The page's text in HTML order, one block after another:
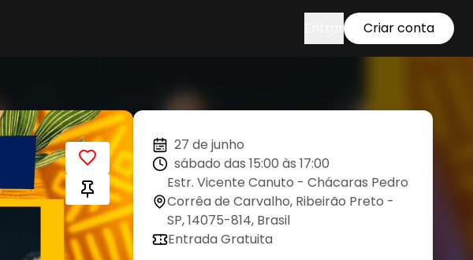
Criar conta
27 de junho
sábado das 15:00 às 17:00
Estr. Vicente Canuto - Chácaras Pedro
Corrêa de Carvalho, Ribeirão Preto -
SP, 14075-814, Brasil
Entrada Gratuita